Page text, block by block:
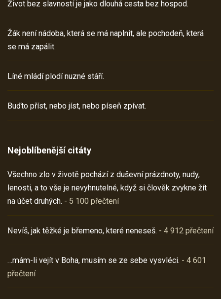
Život bez slavností je jako dlouhá cesta bez hospod.
Žák není nádoba, která se má naplnit, ale pochodeň, která
se má zapálit.
Líné mládí plodí nuzné stáří.
Buďto příst, nebo jíst, nebo píseň zpívat.
Nejoblíbenější citáty
Všechno zlo v životě pochází z duševní prázdnoty, nudy,
lenosti, a to vše je nevyhnutelné, když si člověk zvykne žít
na účet druhých. - 5 100 přečtení
Nevíš, jak těžké je břemeno, které neneseš. - 4 912 přečtení
…mám-li vejít v Boha, musím se ze sebe vysvléci. - 4 601
přečtení